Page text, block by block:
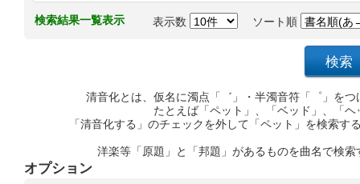
検索結果一覧表示 表示数 ソート順
清音化とは、仮名に濁点「゛」・半濁音符「゜」を
たとえば「ペット」、「ベッド」、「
「清音化する」のチェックを外して「ペット」を検索
洋楽等「原題」と「邦題」があるものを曲名で検
オプション